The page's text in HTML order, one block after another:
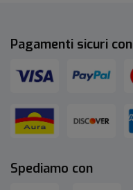
Pagamenti sicuri con
Spediamo con